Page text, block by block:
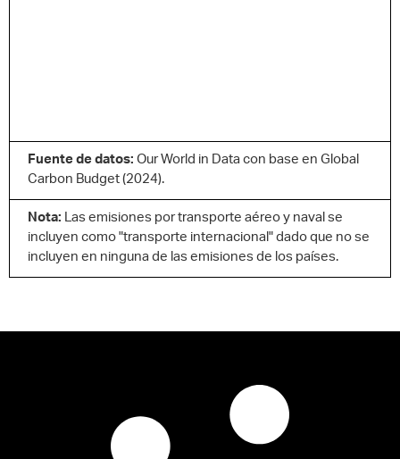
Fuente de datos: Our World in Data con base en Global
Carbon Budget (2024).
Nota: Las emisiones por transporte aéreo y naval se
incluyen como "transporte internacional" dado que no se
incluyen en ninguna de las emisiones de los países.